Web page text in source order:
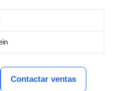
Contactar ventas